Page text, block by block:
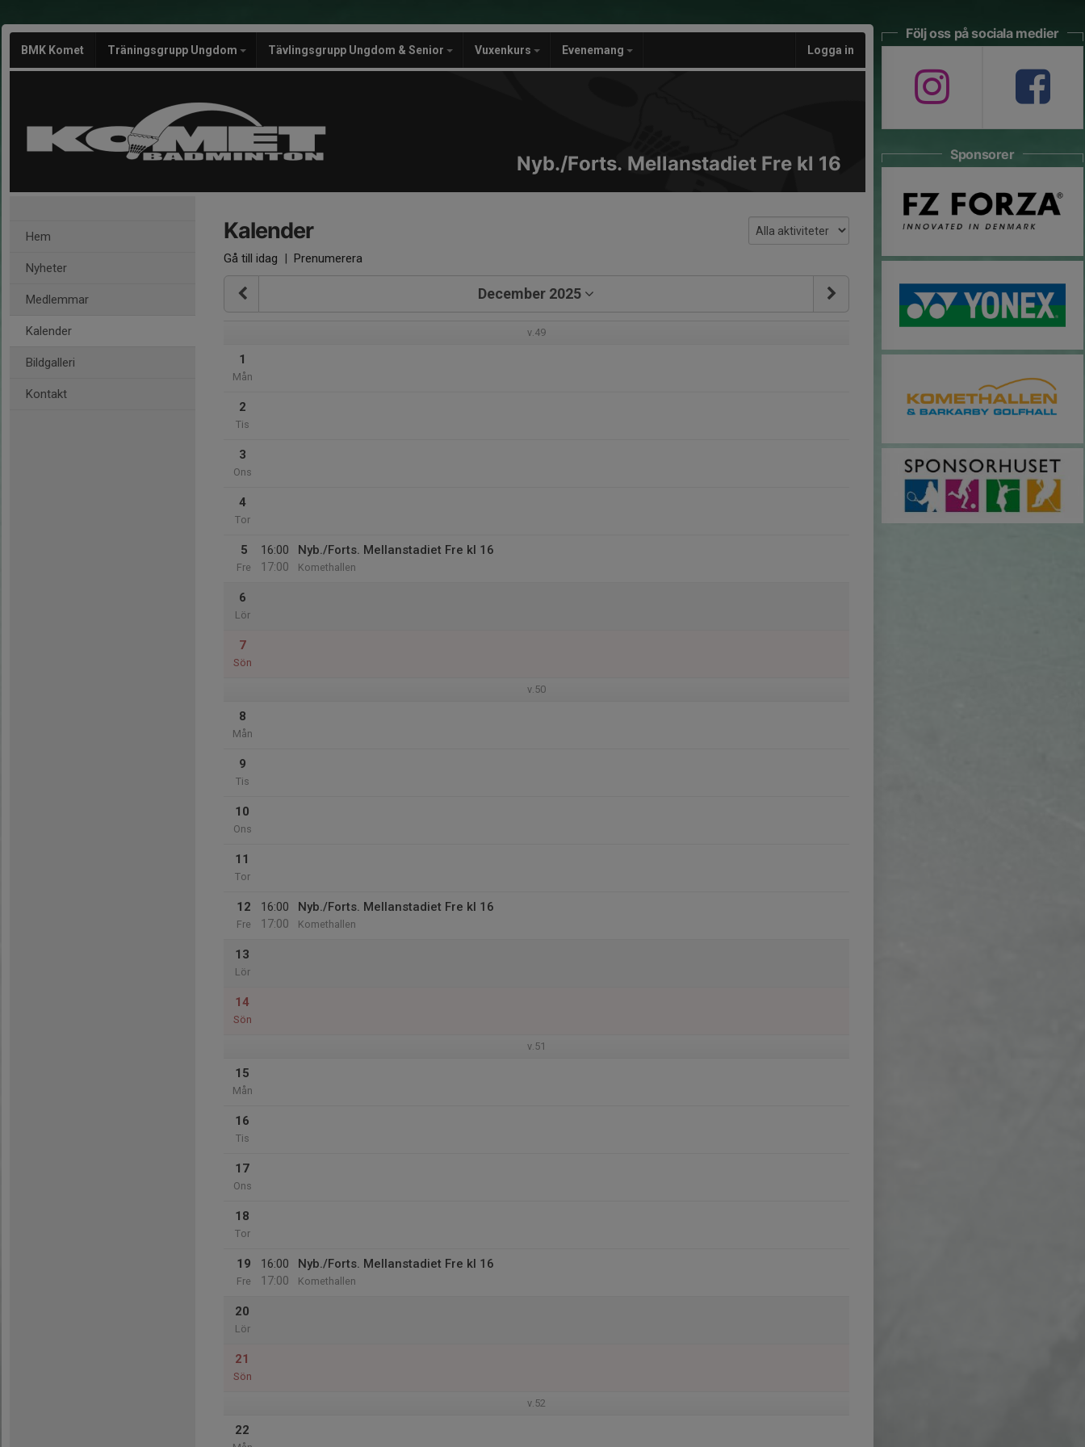
BMK Komet Träningsgrupp Ungdom Tävlingsgrupp Ungdom & Senior Vuxenkurs Evenemang Logga in
Nyb./Forts. Mellanstadiet Fre kl 16
Hem
Nyheter
Medlemmar
Kalender
Bildgalleri
Kontakt
Kalender
Gå till idag | Prenumerera
December 2025
v.49
1
Mån
2
Tis
3
Ons
4
Tor
5
Fre
16:00
17:00
Nyb./Forts. Mellanstadiet Fre kl 16
Komethallen
6
Lör
7
Sön
v.50
8
Mån
9
Tis
10
Ons
11
Tor
12
Fre
16:00
17:00
Nyb./Forts. Mellanstadiet Fre kl 16
Komethallen
13
Lör
14
Sön
v.51
15
Mån
16
Tis
17
Ons
18
Tor
19
Fre
16:00
17:00
Nyb./Forts. Mellanstadiet Fre kl 16
Komethallen
20
Lör
21
Sön
v.52
22
Följ oss på sociala medier
Sponsorer